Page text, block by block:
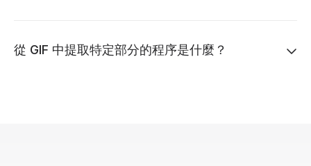
從 GIF 中提取特定部分的程序是什麼？